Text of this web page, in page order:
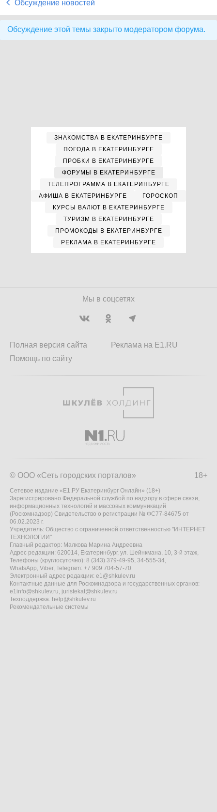
Обсуждение новостей
Обсуждение этой темы закрыто модератором форума.
ЗНАКОМСТВА В ЕКАТЕРИНБУРГЕ
ПОГОДА В ЕКАТЕРИНБУРГЕ
ПРОБКИ В ЕКАТЕРИНБУРГЕ
ФОРУМЫ В ЕКАТЕРИНБУРГЕ
ТЕЛЕПРОГРАММА В ЕКАТЕРИНБУРГЕ
АФИША В ЕКАТЕРИНБУРГЕ
ГОРОСКОП
КУРСЫ ВАЛЮТ В ЕКАТЕРИНБУРГЕ
ТУРИЗМ В ЕКАТЕРИНБУРГЕ
ПРОМОКОДЫ В ЕКАТЕРИНБУРГЕ
РЕКЛАМА В ЕКАТЕРИНБУРГЕ
Мы в соцсетях
Полная версия сайта
Помощь по сайту
Реклама на E1.RU
18+
© ООО «Сеть городских порталов»
Сетевое издание «Е1.РУ Екатеринбург Онлайн» (18+)
Зарегистрировано Федеральной службой по надзору в сфере связи,
информационных технологий и массовых коммуникаций
(Роскомнадзор) Свидетельство о регистрации № ФС77-84675 от
06.02.2023 г.
Учредитель: Общество с ограниченной ответственностью "ИНТЕРНЕТ
ТЕХНОЛОГИИ"
Главный редактор: Малкова Марина Андреевна
Адрес редакции: 620014, Екатеринбург, ул. Шейнкмана, 10, 3-й этаж,
Телефоны (круглосуточно): 8 (343) 379-49-95, 34-555-34,
WhatsApp, Viber, Telegram: +7 909 704-57-70
Электронный адрес редакции: e1@shkulev.ru
Контактные данные для Роскомнадзора и государственных органов:
e1info@shkulev.ru, juristekat@shkulev.ru
Техподдержка: help@shkulev.ru
Рекомендательные системы